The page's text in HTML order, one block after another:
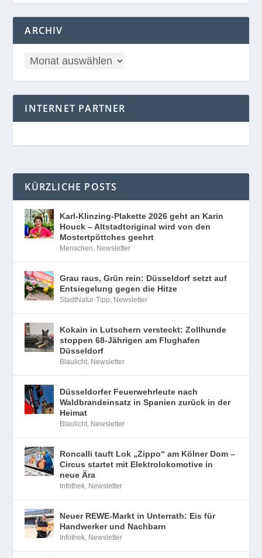
ARCHIV
INTERNET PARTNER
KÜRZLICHE POSTS
Karl-Klinzing-Plakette 2026 geht an Karin
Houck – Altstadtoriginal wird von den
Mostertpöttches geehrt
Menschen, Newsletter
Grau raus, Grün rein: Düsseldorf setzt auf
Entsiegelung gegen die Hitze
StadtNatur-Tipp, Newsletter
Kokain in Lutschern versteckt: Zollhunde
stoppen 68-Jährigen am Flughafen
Düsseldorf
Blaulicht, Newsletter
Düsseldorfer Feuerwehrleute nach
Waldbrandeinsatz in Spanien zurück in der
Heimat
Blaulicht, Newsletter
Roncalli tauft Lok „Zippo“ am Kölner Dom –
Circus startet mit Elektrolokomotive in
neue Ära
Infothek, Newsletter
Neuer REWE-Markt in Unterrath: Eis für
Handwerker und Nachbarn
Infothek, Newsletter